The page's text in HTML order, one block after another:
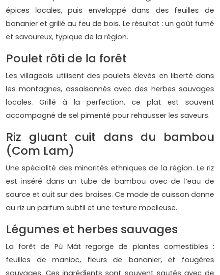
épices locales, puis enveloppé dans des feuilles de
bananier et grillé au feu de bois. Le résultat : un goût fumé
et savoureux, typique de la région.
Poulet rôti de la forêt
Les villageois utilisent des poulets élevés en liberté dans
les montagnes, assaisonnés avec des herbes sauvages
locales. Grillé à la perfection, ce plat est souvent
accompagné de sel pimenté pour rehausser les saveurs.
Riz gluant cuit dans du bambou
(Com Lam)
Une spécialité des minorités ethniques de la région. Le riz
est inséré dans un tube de bambou avec de l’eau de
source et cuit sur des braises. Ce mode de cuisson donne
au riz un parfum subtil et une texture moelleuse.
Légumes et herbes sauvages
La forêt de Pù Mát regorge de plantes comestibles :
feuilles de manioc, fleurs de bananier, et fougères
sauvages. Ces ingrédients sont souvent sautés avec de